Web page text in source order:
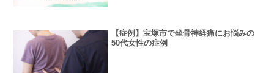
【症例】宝塚市で坐骨神経痛にお悩みの
50代女性の症例